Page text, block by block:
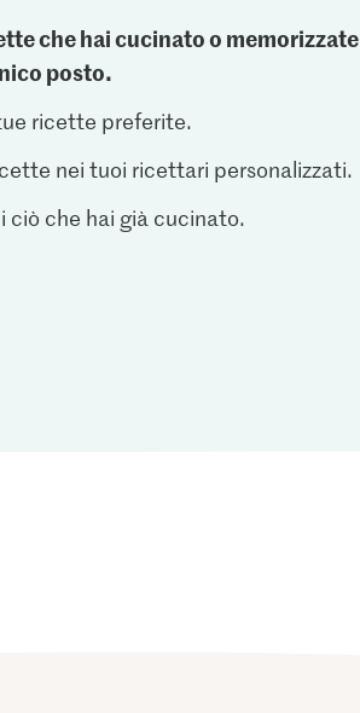
che hai cucinato o memorizzate
posto.
ricette preferite.
nei tuoi ricettari personalizzati.
ciò che hai già cucinato.